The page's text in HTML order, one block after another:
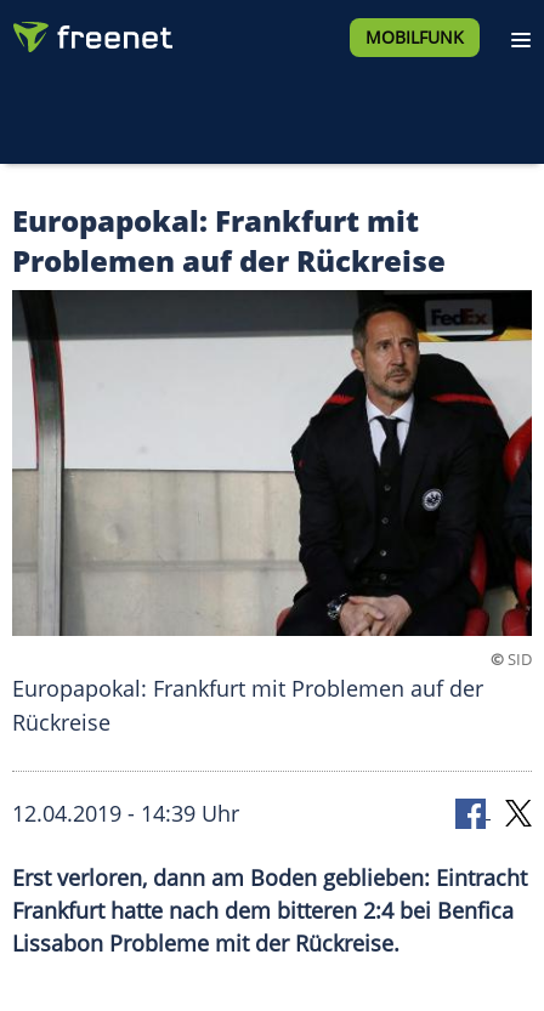
MOBILFUNK
Europapokal: Frankfurt mit
Problemen auf der Rückreise
©SID
Europapokal: Frankfurt mit Problemen auf der
Rückreise
12.04.2019 - 14:39 Uhr
Erst verloren, dann am Boden geblieben: Eintracht
Frankfurt hatte nach dem bitteren 2:4 bei Benfica
Lissabon Probleme mit der Rückreise.